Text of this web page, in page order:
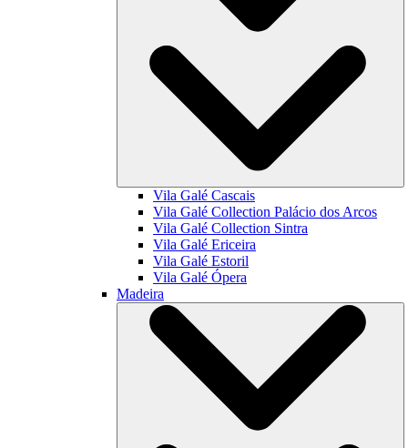
Vila Galé Cascais
Vila Galé Collection Palácio dos Arcos
Vila Galé Collection Sintra
Vila Galé Ericeira
Vila Galé Estoril
Vila Galé Ópera
Madeira